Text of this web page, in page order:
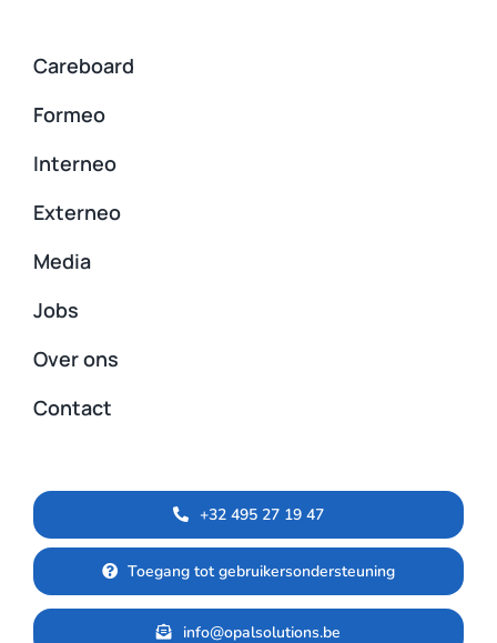
Careboard
Formeo
Interneo
Externeo
Media
Jobs
Over ons
Contact
+32 495 27 19 47
Toegang tot gebruikersondersteuning
info@opalsolutions.be